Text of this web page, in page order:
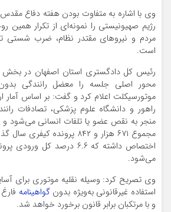
رژیم صهیونیستی را نمونه‌ای از تکرار همین
مردم و نیروهای مقتدر نظام، ضرب شستی
است.
رئیس کل دادگستری استان اصفهان در بخش
محور اصلی جلسه را معضل رانندگی بدون
موتورسیکلت اعلام کرد و گفت: بر اساس آمار
راهور و دانشگاه علوم پزشکی، تصادفات
مجموع ۶۷۱ هزار و ۸۴۲ پرونده
اختصاص داشته که ۶.۶ درصد
می‌شود.
وی تصریح کرد: وسیله نقلیه موتوری برای
استفاده غیرقانونی به‌ویژه بدونگواهینامه
و با مرتکبان برابر قانون برخورد خواهد شد.